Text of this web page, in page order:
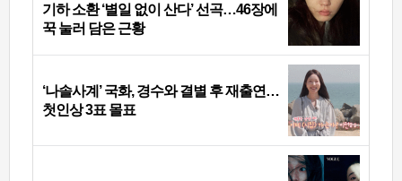
기하 소환 ‘별일 없이 산다’ 선곡…46장에
꾹 눌러 담은 근황
‘나솔사계’ 국화, 경수와 결별 후 재출연…
첫인상 3표 몰표